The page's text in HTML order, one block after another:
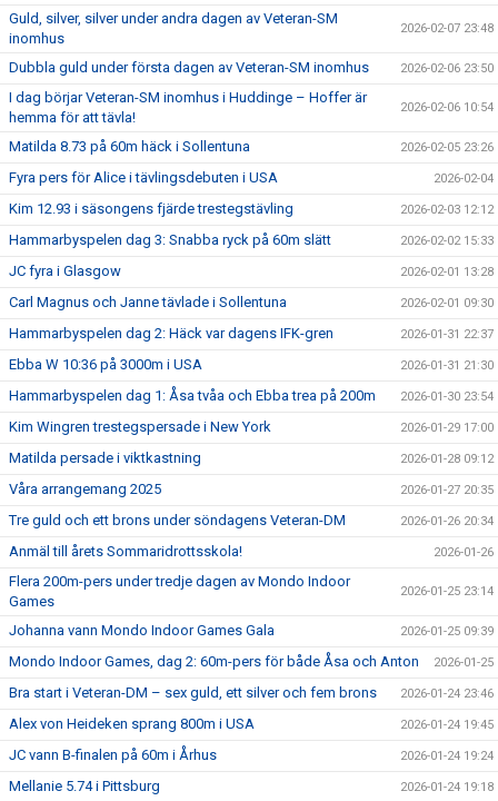
Guld, silver, silver under andra dagen av Veteran-SM
inomhus
2026-02-07 23:48
Dubbla guld under första dagen av Veteran-SM inomhus 2026-02-06 23:50
I dag börjar Veteran-SM inomhus i Huddinge – Hoffer är
hemma för att tävla!
2026-02-06 10:54
Matilda 8.73 på 60m häck i Sollentuna 2026-02-05 23:26
Fyra pers för Alice i tävlingsdebuten i USA 2026-02-04
Kim 12.93 i säsongens fjärde trestegstävling 2026-02-03 12:12
Hammarbyspelen dag 3: Snabba ryck på 60m slätt 2026-02-02 15:33
JC fyra i Glasgow 2026-02-01 13:28
Carl Magnus och Janne tävlade i Sollentuna 2026-02-01 09:30
Hammarbyspelen dag 2: Häck var dagens IFK-gren 2026-01-31 22:37
Ebba W 10:36 på 3000m i USA 2026-01-31 21:30
Hammarbyspelen dag 1: Åsa tvåa och Ebba trea på 200m 2026-01-30 23:54
Kim Wingren trestegspersade i New York 2026-01-29 17:00
Matilda persade i viktkastning 2026-01-28 09:12
Våra arrangemang 2025 2026-01-27 20:35
Tre guld och ett brons under söndagens Veteran-DM 2026-01-26 20:34
Anmäl till årets Sommaridrottsskola! 2026-01-26
Flera 200m-pers under tredje dagen av Mondo Indoor
Games
2026-01-25 23:14
Johanna vann Mondo Indoor Games Gala 2026-01-25 09:39
Mondo Indoor Games, dag 2: 60m-pers för både Åsa och Anton 2026-01-25
Bra start i Veteran-DM – sex guld, ett silver och fem brons 2026-01-24 23:46
Alex von Heideken sprang 800m i USA 2026-01-24 19:45
JC vann B-finalen på 60m i Århus 2026-01-24 19:24
Mellanie 5.74 i Pittsburg 2026-01-24 19:18